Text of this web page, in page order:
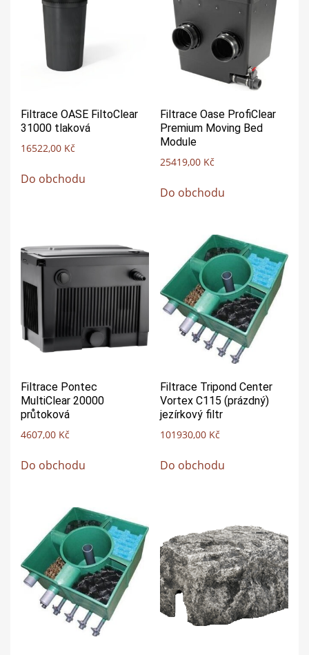
Filtrace OASE FiltoClear
31000 tlaková
16522,00 Kč
Do obchodu
Filtrace Oase ProfiClear
Premium Moving Bed
Module
25419,00 Kč
Do obchodu
Filtrace Pontec
MultiClear 20000
průtoková
4607,00 Kč
Do obchodu
Filtrace Tripond Center
Vortex C115 (prázdný)
jezírkový filtr
101930,00 Kč
Do obchodu